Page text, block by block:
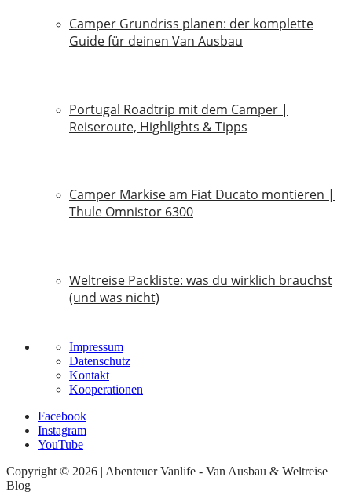
Camper Grundriss planen: der komplette
Guide für deinen Van Ausbau
Portugal Roadtrip mit dem Camper |
Reiseroute, Highlights & Tipps
Camper Markise am Fiat Ducato montieren |
Thule Omnistor 6300
Weltreise Packliste: was du wirklich brauchst
(und was nicht)
Impressum
Datenschutz
Kontakt
Kooperationen
Facebook
Instagram
YouTube
Copyright © 2026 | Abenteuer Vanlife - Van Ausbau & Weltreise
Blog